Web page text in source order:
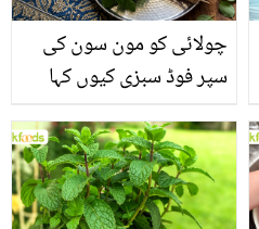
چولائی کو مون سون کی
سپر فوڈ سبزی کیوں کہا
منرلز اور اینٹی آکسیڈنٹس
سے بھرپور اس سبزی کے
فائدے